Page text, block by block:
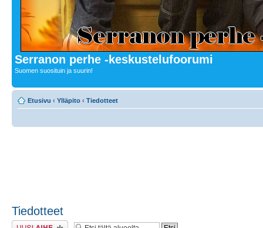
Serranon perhe -keskustelufoorumi
Suomen suosituin ja suurin!
Etusivu ‹ Ylläpito ‹ Tiedotteet
Tiedotteet
Lähetä uusi viesti